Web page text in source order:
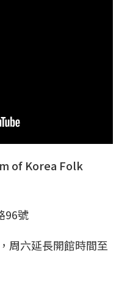
of Korea Folk
96號
周六延長開館時間至